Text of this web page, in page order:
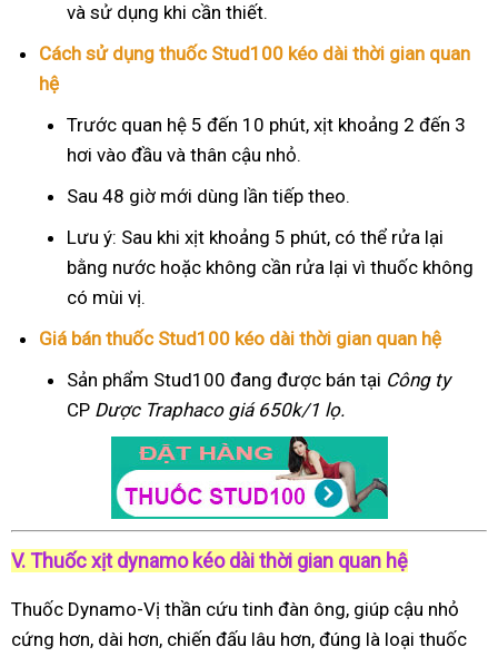
và sử dụng khi cần thiết.
Cách sử dụng thuốc Stud100 kéo dài thời gian quan
hệ
Trước quan hệ 5 đến 10 phút, xịt khoảng 2 đến 3
hơi vào đầu và thân cậu nhỏ.
Sau 48 giờ mới dùng lần tiếp theo.
Lưu ý: Sau khi xịt khoảng 5 phút, có thể rửa lại
bằng nước hoặc không cần rửa lại vì thuốc không
có mùi vị.
Giá bán thuốc Stud100 kéo dài thời gian quan hệ
Sản phẩm Stud100 đang được bán tại Công ty
CP Dược Traphacogiá 650k/1 lọ.
V. Thuốc xịt dynamo kéo dài thời gian quan hệ
Thuốc Dynamo-Vị thần cứu tinh đàn ông, giúp cậu nhỏ
cứng hơn, dài hơn, chiến đấu lâu hơn, đúng là loại thuốc